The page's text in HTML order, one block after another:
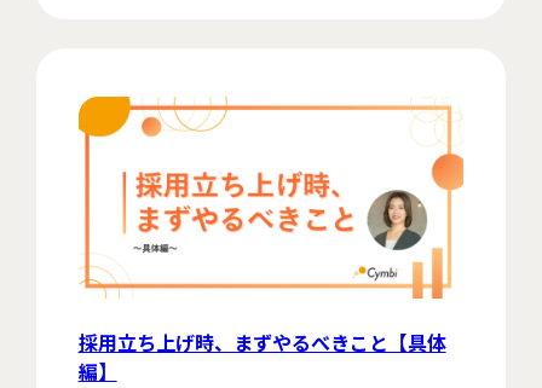
採用立ち上げ時、まずやるべきこと【具体
編】